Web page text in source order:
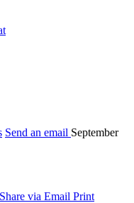
Send an email September
Share via Email Print